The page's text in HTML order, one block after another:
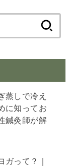
蒸しで冷え
に知ってお
鍼灸師が解
ガって？｜